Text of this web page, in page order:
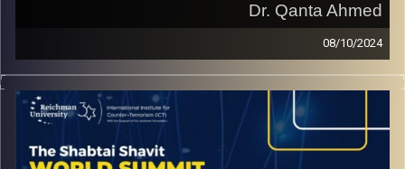
Dr. Qanta Ahmed
08/10/2024
Interview from the ICT World Summit on Counter
Terrorism with Dr. Qanta Ahmed – Academic
Pulmonologist and Sleep Disorder Specialist; NYU
Langone Associate Professor of Medicine (NYU Langone
Long Island School of Medicine)